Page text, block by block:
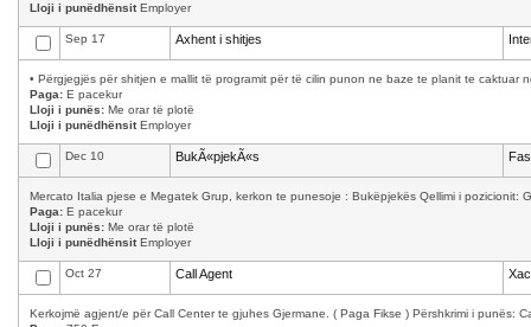
Lloji i punëdhënsitEmployer
Sep 17 Axhent i shitjes
• Përgjegjës për shitjen e mallit të programit për të cilin punon ne baze te planit te caktuar
Paga: E pacekur
Lloji i punës: Me orar të plotë
Lloji i punëdhënsitEmployer
Dec 10 BukÃ«pjekÃ«s
Mercato Italia pjese e Megatek Grup, kerkon te punesoje : Bukëpjekës Qellimi i pozicionit:
Paga: E pacekur
Lloji i punës: Me orar të plotë
Lloji i punëdhënsitEmployer
Oct 27 Call Agent
Kerkojmë agjent/e për Call Center te gjuhes Gjermane. ( Paga Fikse ) Përshkrimi i punës: